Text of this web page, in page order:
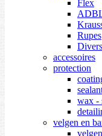
Flex
Rupes
accessoires
protection
wax -
velgen en